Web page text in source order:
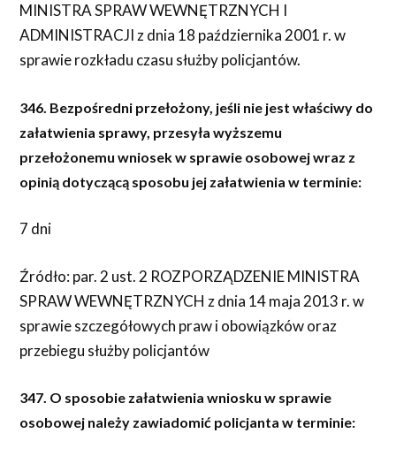
MINISTRA SPRAW WEWNĘTRZNYCH I
ADMINISTRACJI z dnia 18 października 2001 r. w
sprawie rozkładu czasu służby policjantów.
346. Bezpośredni przełożony, jeśli nie jest właściwy do
załatwienia sprawy, przesyła wyższemu
przełożonemu wniosek w sprawie osobowej wraz z
opinią dotyczącą sposobu jej załatwienia w terminie:
7 dni
Źródło: par. 2 ust. 2 ROZPORZĄDZENIE MINISTRA
SPRAW WEWNĘTRZNYCH z dnia 14 maja 2013 r. w
sprawie szczegółowych praw i obowiązków oraz
przebiegu służby policjantów
347. O sposobie załatwienia wniosku w sprawie
osobowej należy zawiadomić policjanta w terminie: